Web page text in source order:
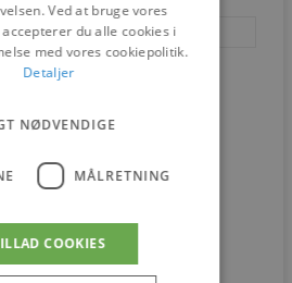
Ved at bruge vores
du alle cookies i
med vores cookiepolitik.
Detaljer
NØDVENDIGE
MÅLRETNING
COOKIES